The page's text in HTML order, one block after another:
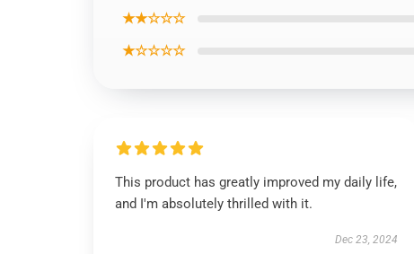
★★☆☆☆
★☆☆☆☆
This product has greatly improved my daily life,
and I'm absolutely thrilled with it.
Dec 23, 2024